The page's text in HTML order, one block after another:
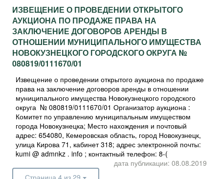
ИЗВЕЩЕНИЕ О ПРОВЕДЕНИИ ОТКРЫТОГО
АУКЦИОНА ПО ПРОДАЖЕ ПРАВА НА
ЗАКЛЮЧЕНИЕ ДОГОВОРОВ АРЕНДЫ В
ОТНОШЕНИИ МУНИЦИПАЛЬНОГО ИМУЩЕСТВА
НОВОКУЗНЕЦКОГО ГОРОДСКОГО ОКРУГА №
080819/0111670/01
Извещение о проведении открытого аукциона по продаже
права на заключение договоров аренды в отношении
муниципального имущества Новокузнецкого городского
округа № 080819/0111670/01 Организатор аукциона :
Комитет по управлению муниципальным имуществом
города Новокузнецка; Место нахождения и почтовый
адрес: 654080, Кемеровская область, город Новокузнецк,
улица Кирова 71, кабинет 318; адрес электронной почты:
kumi @ admnkz . info ; контактный телефон: 8-(
дата публикации: 08.08.2019